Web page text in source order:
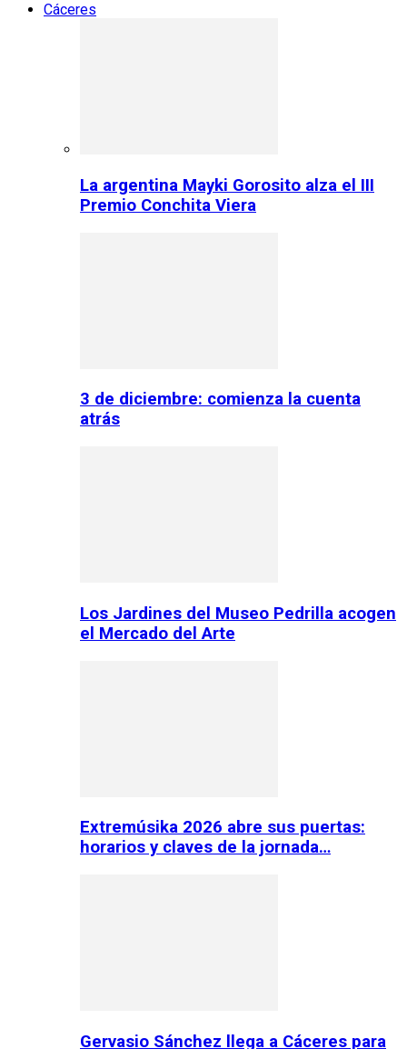
Cáceres
La argentina Mayki Gorosito alza el III
Premio Conchita Viera
3 de diciembre: comienza la cuenta
atrás
Los Jardines del Museo Pedrilla acogen
el Mercado del Arte
Extremúsika 2026 abre sus puertas:
horarios y claves de la jornada…
Gervasio Sánchez llega a Cáceres para